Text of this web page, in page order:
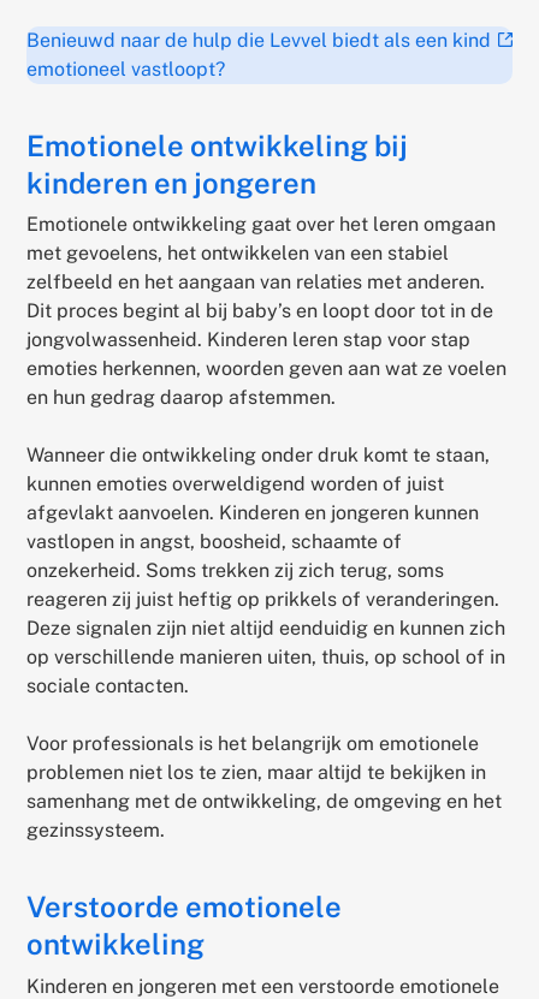
Benieuwd naar de hulp die Levvel biedt als een kind
emotioneel vastloopt?
link)
Emotionele ontwikkeling bij
kinderen en jongeren
Emotionele ontwikkeling gaat over het leren omgaan
met gevoelens, het ontwikkelen van een stabiel
zelfbeeld en het aangaan van relaties met anderen.
Dit proces begint al bij baby’s en loopt door tot in de
jongvolwassenheid. Kinderen leren stap voor stap
emoties herkennen, woorden geven aan wat ze voelen
en hun gedrag daarop afstemmen.
Wanneer die ontwikkeling onder druk komt te staan,
kunnen emoties overweldigend worden of juist
afgevlakt aanvoelen. Kinderen en jongeren kunnen
vastlopen in angst, boosheid, schaamte of
onzekerheid. Soms trekken zij zich terug, soms
reageren zij juist heftig op prikkels of veranderingen.
Deze signalen zijn niet altijd eenduidig en kunnen zich
op verschillende manieren uiten, thuis, op school of in
sociale contacten.
Voor professionals is het belangrijk om emotionele
problemen niet los te zien, maar altijd te bekijken in
samenhang met de ontwikkeling, de omgeving en het
gezinssysteem.
Verstoorde emotionele
ontwikkeling
Kinderen en jongeren met een verstoorde emotionele